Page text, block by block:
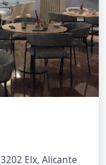
Elx, Alicante